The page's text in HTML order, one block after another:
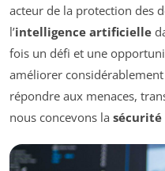
acteur de la protection des
l’intelligence artificielle
fois un défi et une
améliorer
répondre aux menaces,
nous concevons la